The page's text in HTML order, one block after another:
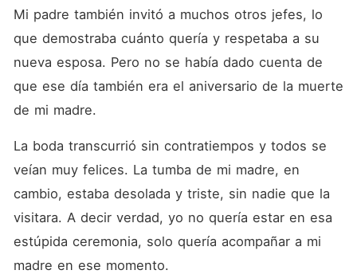
perdidamente de ella. Intentó
compensar el abandono de
Debra, pero la chica ya no lo
quería. Estaba empeñada en
ocultarle que tenían una hija
y también en hacer una
ruptura limpia. ¿Qué les
secretos encontrarían?
¿Caleb se ganaría el
corazón de Debra y
conocería a su adorable
Mi padre también invitó a muchos otros jefes, lo
que demostraba cuánto quería y respetaba a su
nueva esposa. Pero no se había dado cuenta de
que ese día también era el aniversario de la muerte
de mi madre.
La boda transcurrió sin contratiempos y todos se
veían muy felices. La tumba de mi madre, en
cambio, estaba desolada y triste, sin nadie que la
visitara. A decir verdad, yo no quería estar en esa
estúpida ceremonia, solo quería acompañar a mi
madre en ese momento.